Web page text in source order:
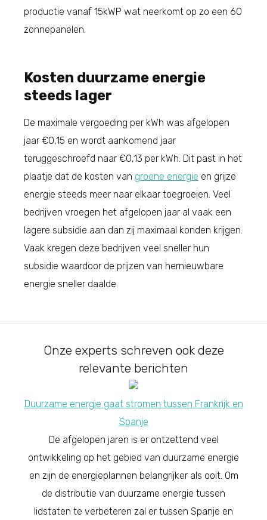
productie vanaf 15kWP wat neerkomt op zo een 60
zonnepanelen.
Kosten duurzame energie
steeds lager
De maximale vergoeding per kWh was afgelopen
jaar €0,15 en wordt aankomend jaar
teruggeschroefd naar €0,13 per kWh. Dit past in het
plaatje dat de kosten van groene energie en grijze
energie steeds meer naar elkaar toegroeien. Veel
bedrijven vroegen het afgelopen jaar al vaak een
lagere subsidie aan dan zij maximaal konden krijgen.
Vaak kregen deze bedrijven veel sneller hun
subsidie waardoor de prijzen van hernieuwbare
energie sneller daalde.
Onze experts schreven ook deze
relevante berichten
Duurzame energie gaat stromen tussen Frankrijk en
Spanje
De afgelopen jaren is er ontzettend veel
ontwikkeling op het gebied van duurzame energie
en zijn de energieplannen belangrijker als ooit. Om
de distributie van duurzame energie tussen
lidstaten te verbeteren zal er tussen Spanje en